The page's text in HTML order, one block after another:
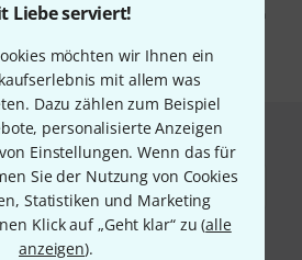
Liebe serviert!
möchten wir Ihnen ein
mit allem was
Dazu zählen zum Beispiel
personalisierte Anzeigen
Einstellungen. Wenn das für
Sie der Nutzung von Cookies
Statistiken und Marketing
Klick auf „Geht klar“ zu (alle
anzeigen).
Weitere Informationen finden Sie in
* Pflichtfeld
bezahlen